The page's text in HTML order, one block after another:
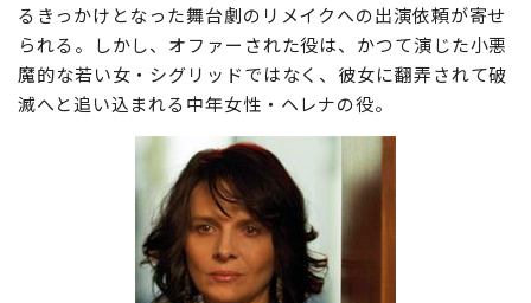
るきっかけとなった舞台劇のリメイクへの出演依頼が寄せ
られる。しかし、オファーされた役は、かつて演じた小悪
魔的な若い女・シグリッドではなく、彼女に翻弄されて破
滅へと追い込まれる中年女性・ヘレナの役。